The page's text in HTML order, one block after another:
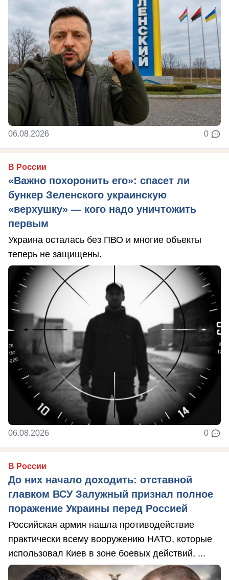
06.08.2026 0
В России
«Важно похоронить его»: спасет ли
бункер Зеленского украинскую
«верхушку» — кого надо уничтожить
первым
Украина осталась без ПВО и многие объекты
теперь не защищены.
06.08.2026 0
В России
До них начало доходить: отставной
главком ВСУ Залужный признал полное
поражение Украины перед Россией
Российская армия нашла противодействие
практически всему вооружению НАТО, которые
использовал Киев в зоне боевых действий, ...